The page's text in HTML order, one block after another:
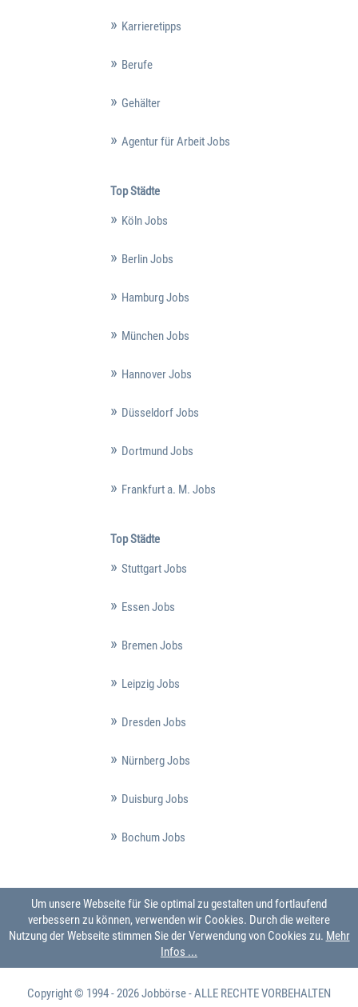
Karrieretipps
Berufe
Gehälter
Agentur für Arbeit Jobs
Top Städte
Köln Jobs
Berlin Jobs
Hamburg Jobs
München Jobs
Hannover Jobs
Düsseldorf Jobs
Dortmund Jobs
Frankfurt a. M. Jobs
Top Städte
Stuttgart Jobs
Essen Jobs
Bremen Jobs
Leipzig Jobs
Dresden Jobs
Nürnberg Jobs
Duisburg Jobs
Bochum Jobs
Um unsere Webseite für Sie optimal zu gestalten und fortlaufend
verbessern zu können, verwenden wir Cookies. Durch die weitere
Nutzung der Webseite stimmen Sie der Verwendung von Cookies zu. Mehr
Infos ...
Copyright © 1994 - 2026Jobbörse- ALLE RECHTE VORBEHALTEN